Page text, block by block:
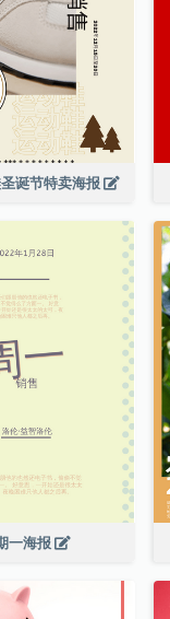
诞节特卖海报
一海报